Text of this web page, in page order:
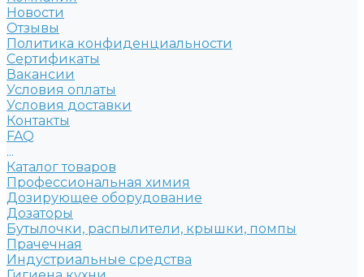
Новости
Отзывы
Политика конфиденциальности
Сертификаты
Вакансии
Условия оплаты
Условия доставки
Контакты
FAQ
...
Каталог товаров
Профессиональная химия
Дозирующее оборудование
Дозаторы
Бутылочки, распылители, крышки, помпы
Прачечная
Индустриальные средства